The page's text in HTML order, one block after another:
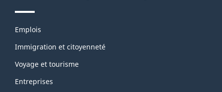
Thèmes
sujets
Emplois
Immigration et citoyenneté
Voyage et tourisme
Entreprises